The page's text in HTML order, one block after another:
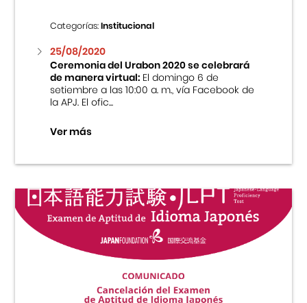
Categorías:Institucional
25/08/2020
Ceremonia del Urabon 2020 se celebrará
de manera virtual:El domingo 6 de
setiembre a las 10:00 a. m., vía Facebook de
la APJ. El ofic...
Ver más